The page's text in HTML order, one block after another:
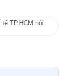
TP.HCM nói